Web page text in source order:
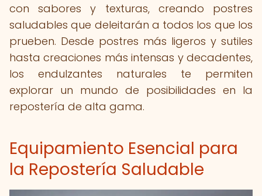
con sabores y texturas, creando postres
saludables que deleitarán a todos los que los
prueben. Desde postres más ligeros y sutiles
hasta creaciones más intensas y decadentes,
los endulzantes naturales te permiten
explorar un mundo de posibilidades en la
repostería de alta gama.
Equipamiento Esencial para
la Repostería Saludable